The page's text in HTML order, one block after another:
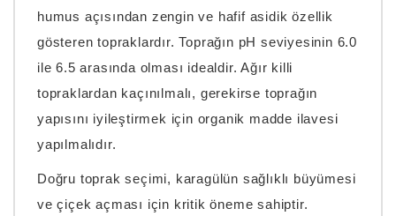
humus açısından zengin ve hafif asidik özellik
gösteren topraklardır. Toprağın pH seviyesinin 6.0
ile 6.5 arasında olması idealdir. Ağır killi
topraklardan kaçınılmalı, gerekirse toprağın
yapısını iyileştirmek için organik madde ilavesi
yapılmalıdır.
Doğru toprak seçimi, karagülün sağlıklı büyümesi
ve çiçek açması için kritik öneme sahiptir.